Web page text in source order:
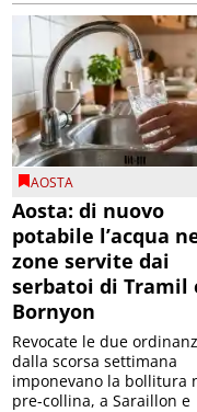
AOSTA
Aosta: di nuovo
potabile l’acqua
zone servite dai
serbatoi di Tramil
Bornyon
Revocate le due
dalla scorsa settimana
imponevano la bollitura
pre-collina, a Saraillon e